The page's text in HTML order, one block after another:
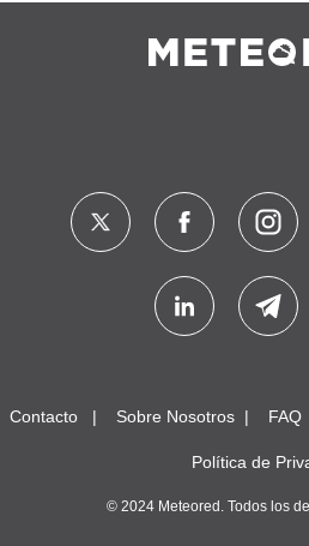
Contacto Sobre Nosotros FAQ
Política de
© 2024 Meteored. Todos los